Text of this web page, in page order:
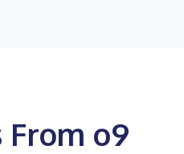
From o9